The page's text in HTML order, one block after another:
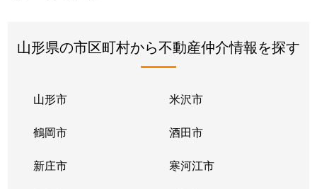
山形県の市区町村から不動産仲介情報を探す
山形市 米沢市
鶴岡市 酒田市
新庄市 寒河江市